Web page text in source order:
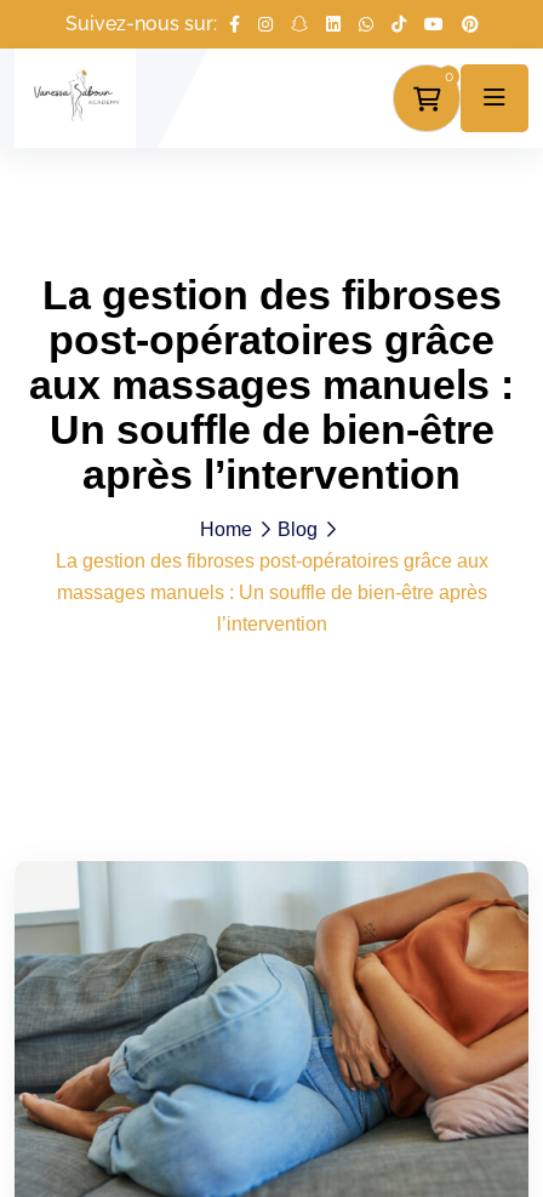
Suivez-nous sur:
0
La gestion des fibroses
post-opératoires grâce
aux massages manuels :
Un souffle de bien-être
après l’intervention
Home
Blog
La gestion des fibroses post-opératoires grâce aux
massages manuels : Un souffle de bien-être après
l’intervention